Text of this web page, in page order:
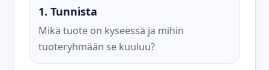
1. Tunnista
Mikä tuote on kyseessä ja mihin
tuoteryhmään se kuuluu?